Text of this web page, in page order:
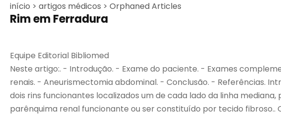
início > artigos médicos > Orphaned Articles
Rim em Ferradura
Equipe Editorial Bibliomed
Neste artigo:. - Introdução. - Exame do paciente. - Exames
renais. - Aneurismectomia abdominal. - Conclusão. - Referências.
dois rins funcionantes localizados um de cada lado da linha
parênquima renal funcionante ou ser constituído por tecido